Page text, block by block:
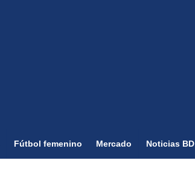
Fútbol femenino Mercado Noticias BD